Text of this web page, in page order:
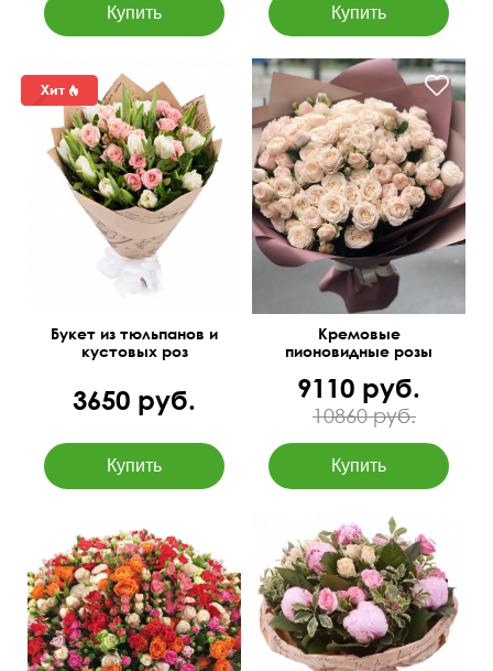
40 см 35 см
Букет из тюльпанов и
кустовых роз
3650 руб.
Современная упаковка
Кремовые
пионовидные розы
9110 руб.
10860 руб.
Под ленту, или в упаковке
50 см
80 см
Пионы, кустовые розы
Элеганс, салал,
питтоспорум